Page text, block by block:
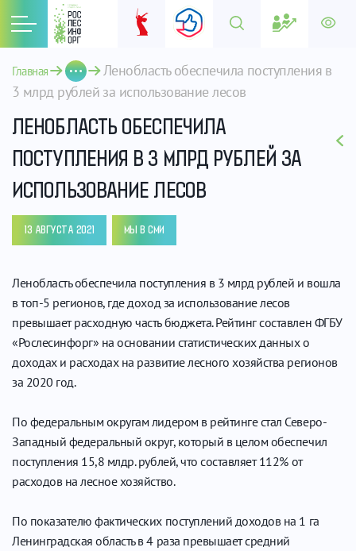
Главная
Ленобласть обеспечила поступления в
3 млрд рублей за использование лесов
ЛЕНОБЛАСТЬ ОБЕСПЕЧИЛА
ПОСТУПЛЕНИЯ В 3 МЛРД РУБЛЕЙ ЗА
ИСПОЛЬЗОВАНИЕ ЛЕСОВ
13 АВГУСТА 2021 МЫ В СМИ
Ленобласть обеспечила поступления в 3 млрд рублей и вошла
в топ-5 регионов, где доход за использование лесов
превышает расходную часть бюджета. Рейтинг составлен ФГБУ
«Рослесинфорг» на основании статистических данных о
доходах и расходах на развитие лесного хозяйства регионов
за 2020 год.
По федеральным округам лидером в рейтинге стал Северо-
Западный федеральный округ, который в целом обеспечил
поступления 15,8 млдр. рублей, что составляет 112% от
расходов на лесное хозяйство.
По показателю фактических поступлений доходов на 1 га
Ленинградская область в 4 раза превышает средний